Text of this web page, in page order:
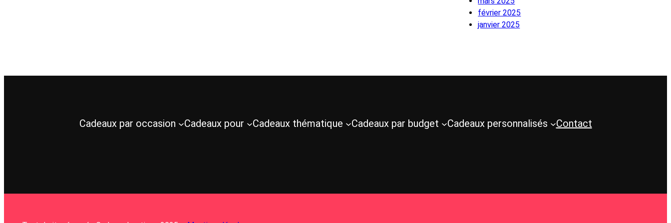
février 2025
janvier 2025
Cadeaux par occasion Cadeaux pour Cadeaux thématique Cadeaux par budget Cadeaux personnalisés Contact